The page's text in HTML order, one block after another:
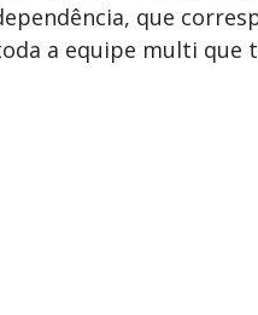
que
a equipe multi que